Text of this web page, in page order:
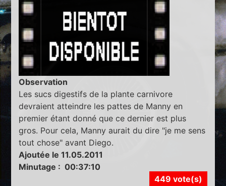
Observation
Les sucs digestifs de la plante carnivore
devraient atteindre les pattes de Manny en
premier étant donné que ce dernier est plus
gros. Pour cela, Manny aurait du dire "je me sens
tout chose" avant Diego.
Ajoutée le 11.05.2011
Minutage : 00:37:10
449 vote(s)